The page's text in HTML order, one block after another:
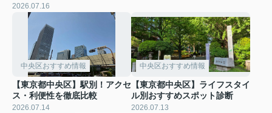
2026.07.16
中央区おすすめ情報
【東京都中央区】駅別！アクセ
ス・利便性を徹底比較
2026.07.14
中央区おすすめ情報
【東京都中央区】ライフスタイ
ル別おすすめスポット診断
2026.07.13